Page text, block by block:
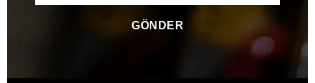
GÖNDER